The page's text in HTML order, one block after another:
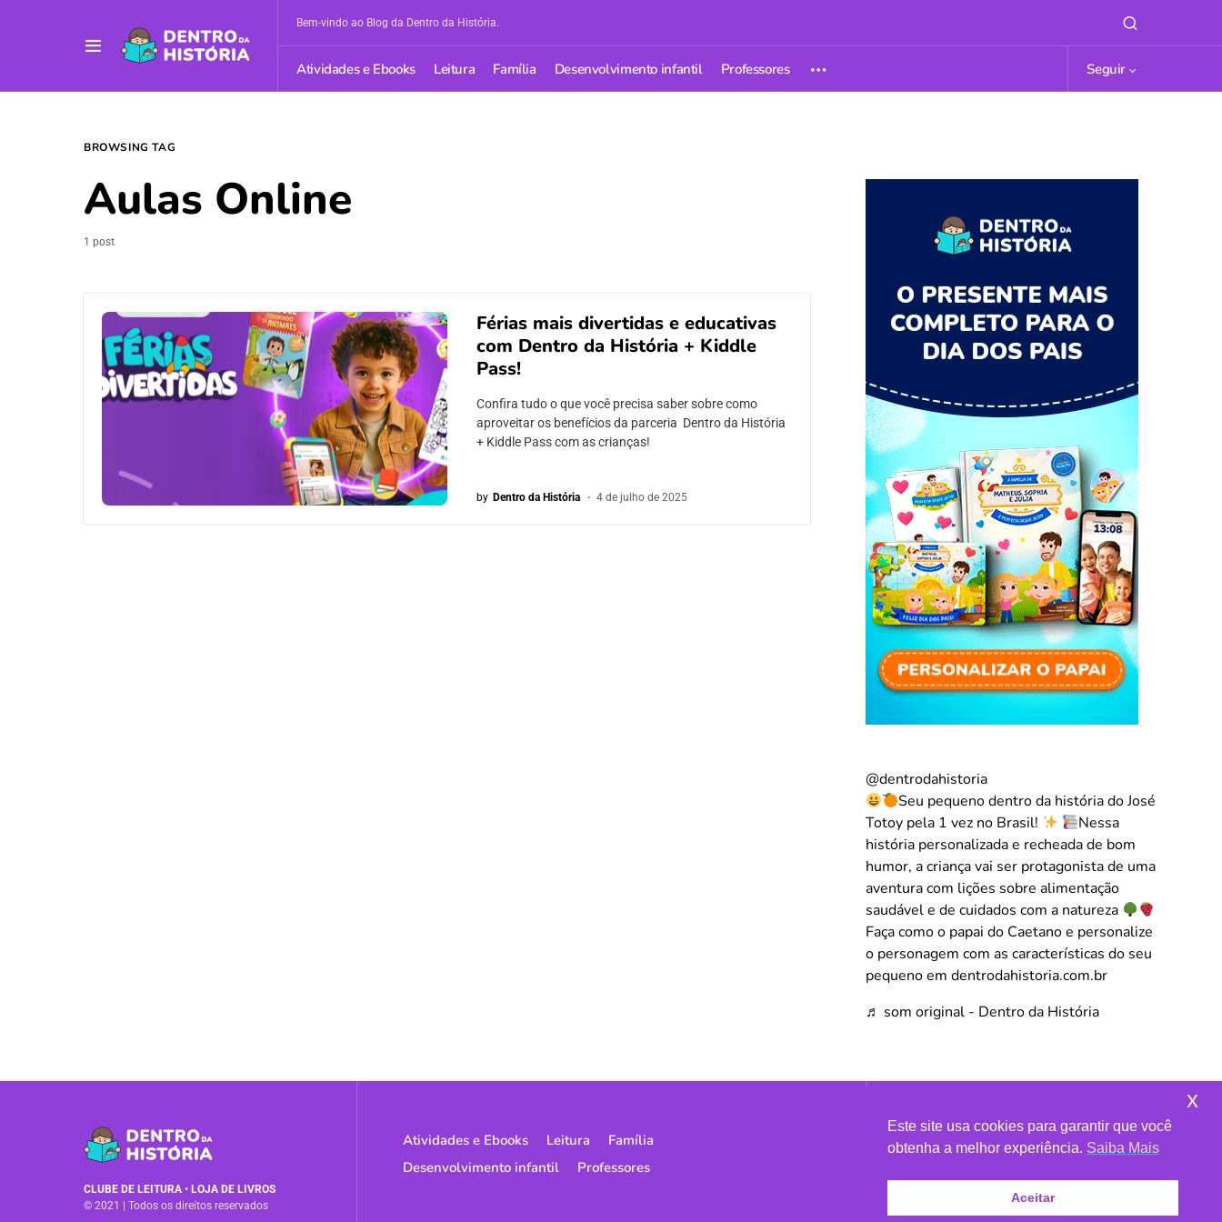
Bem-vindo ao Blog da Dentro da História.
Atividades e Ebooks Leitura Família Desenvolvimento infantil Professores Seguir
BROWSING TAG
Aulas Online
1 post
Férias mais divertidas e educativas
com Dentro da História + Kiddle
Pass!
Confira tudo o que você precisa saber sobre como
aproveitar os benefícios da parceria Dentro da História
+ Kiddle Pass com as crianças!
by Dentro da História 4 de julho de 2025
@dentrodahistoria
Seu pequeno dentro da história do José
Totoy pela 1 vez no Brasil!
Nessa
história personalizada e recheada de bom
humor, a criança vai ser protagonista de uma
aventura com lições sobre alimentação
saudável e de cuidados com a natureza
Faça como o papai do Caetano e personalize
o personagem com as características do seu
pequeno em dentrodahistoria.com.br
♬ som original - Dentro da História
CLUBE DE LEITURA • LOJA DE LIVROS
© 2021 | Todos os direitos reservados
Atividades e Ebooks Leitura
Família
Desenvolvimento infantil
Professores
Este site usa cookies para garantir que você
obtenha a melhor experiência. Saiba Mais
Aceitar
x